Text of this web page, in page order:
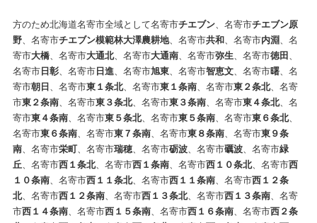
方のため北海道名寄市全域として名寄市チエブン、名寄市チエブン原
野、名寄市チエブン模範林大澤農耕地、名寄市共和、名寄市内淵 、名
寄市大橋、名寄市大通北、名寄市大通南、名寄市弥生、名寄市徳田 、
名寄市 日彰、名寄市 日進、名寄市旭東、名寄市智恵文、名寄市曙、名
寄市朝日 、名寄市東１条北、名寄市東１条南、名寄市東２条北、名寄
市東２条南、名寄市東３条北、名寄市東３条南、名寄市東４条北、名
寄市東４条南、名寄市東５条北、名寄市東５条南、名寄市東６条北、
名寄市東６条南、名寄市東７条南、名寄市東８条南、名寄市東９条
南、名寄市栄町、名寄市瑞穂、名寄市砺波、名寄市礪波、名寄市緑
丘、名寄市西１条北、名寄市西１条南、名寄市西１０条北、名寄市西
１０条南、名寄市西１１条北、名寄市西１１条南、名寄市西１２条
北、名寄市西１２条南、名寄市西１３条北、名寄市西１３条南、名寄
市西１４条南、名寄市西１５条南、名寄市西１６条南、名寄市西２条